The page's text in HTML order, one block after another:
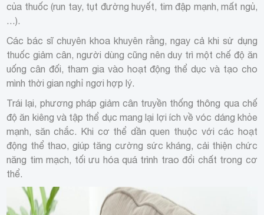
của thuốc (run tay, tụt đường huyết, tim đập mạnh, mất ngủ,
…).
Các bác sĩ chuyên khoa khuyên rằng, ngay cả khi sử dụng
thuốc giảm cân, người dùng cũng nên duy trì một chế độ ăn
uống cân đối, tham gia vào hoạt động thể dục và tạo cho
mình thời gian nghỉ ngơi hợp lý.
Trái lại, phương pháp giảm cân truyền thống thông qua chế
độ ăn kiêng và tập thể dục mang lại lợi ích về vóc dáng khỏe
mạnh, săn chắc. Khi cơ thể dần quen thuộc với các hoạt
động thể thao, giúp tăng cường sức kháng, cải thiện chức
năng tim mạch, tối ưu hóa quá trình trao đổi chất trong cơ
thể.